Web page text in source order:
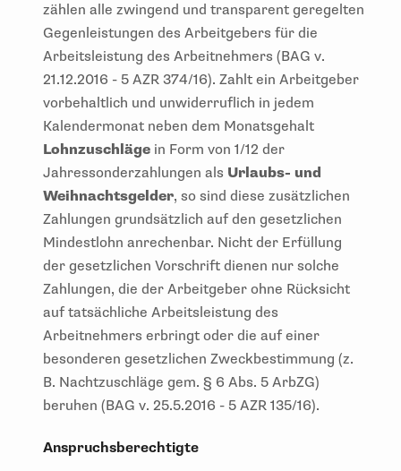
zählen alle zwingend und transparent geregelten
Gegenleistungen des Arbeitgebers für die
Arbeitsleistung des Arbeitnehmers (BAG v.
21.12.2016 - 5 AZR 374/16). Zahlt ein Arbeitgeber
vorbehaltlich und unwiderruflich in jedem
Kalendermonat neben dem Monatsgehalt
Lohnzuschläge in Form von 1/12 der
Jahressonderzahlungen als Urlaubs- und
Weihnachtsgelder, so sind diese zusätzlichen
Zahlungen grundsätzlich auf den gesetzlichen
Mindestlohn anrechenbar. Nicht der Erfüllung
der gesetzlichen Vorschrift dienen nur solche
Zahlungen, die der Arbeitgeber ohne Rücksicht
auf tatsächliche Arbeitsleistung des
Arbeitnehmers erbringt oder die auf einer
besonderen gesetzlichen Zweckbestimmung (z.
B. Nachtzuschläge gem. § 6 Abs. 5 ArbZG)
beruhen (BAG v. 25.5.2016 - 5 AZR 135/16).
Anspruchsberechtigte